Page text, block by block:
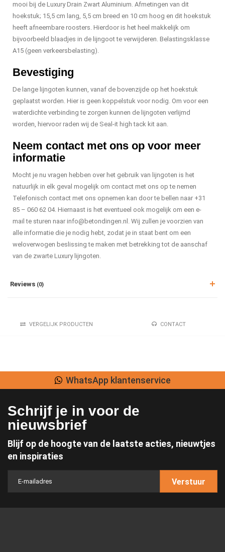
mooi bij de Luxury Drain Zwart Aluminium. Afmetingen van dit
hoekstuk; 15,5 cm lang, 5,5 cm breed en 10 cm hoog en dit hoekstuk
heeft afneembare roosters. Hierdoor is het heel makkelijk om
bijvoorbeeld blaadjes in de lijngoot te verwijderen. Belastingsklasse
A15 (geen verkeersbelasting).
Bevestiging
De lange lijngoten kunnen, vanaf de bovenzijde op het hoekstuk
geplaatst worden. Hier is geen koppelstuk voor nodig. Om voor een
waterdichte verbinding te zorgen kunnen de lijngoten verlijmd
worden, hiervoor raden wij de Seal-it high tack kit aan.
Neem contact met ons op voor meer
informatie
Mocht je nu vragen hebben over het gebruik van lijngoten is het
natuurlijk in elk geval mogelijk om contact met ons op te nemen
Telefonisch contact met ons opnemen kan door te bellen naar +31
85 – 060 62 04. Hiernaast is het eventueel ook mogelijk om een e-
mail te sturen naar info@betondingen.nl . Wij zullen je voorzien van
alle informatie die je nodig hebt, zodat je in staat bent om een
weloverwogen beslissing te maken met betrekking tot de aanschaf
van de zwarte Luxury lijngoten.
Reviews (0)
VERGELIJK PRODUCTEN CONTACT
WhatsApp klantenservice
Schrijf je in voor de
nieuwsbrief
Blijf op de hoogte van de laatste acties, nieuwtjes
en inspiraties
Verstuur